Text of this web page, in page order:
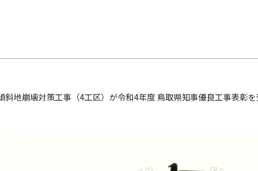
斜地崩壊対策工事（4工区）が令和4年度 鳥取県知事優良工事表彰